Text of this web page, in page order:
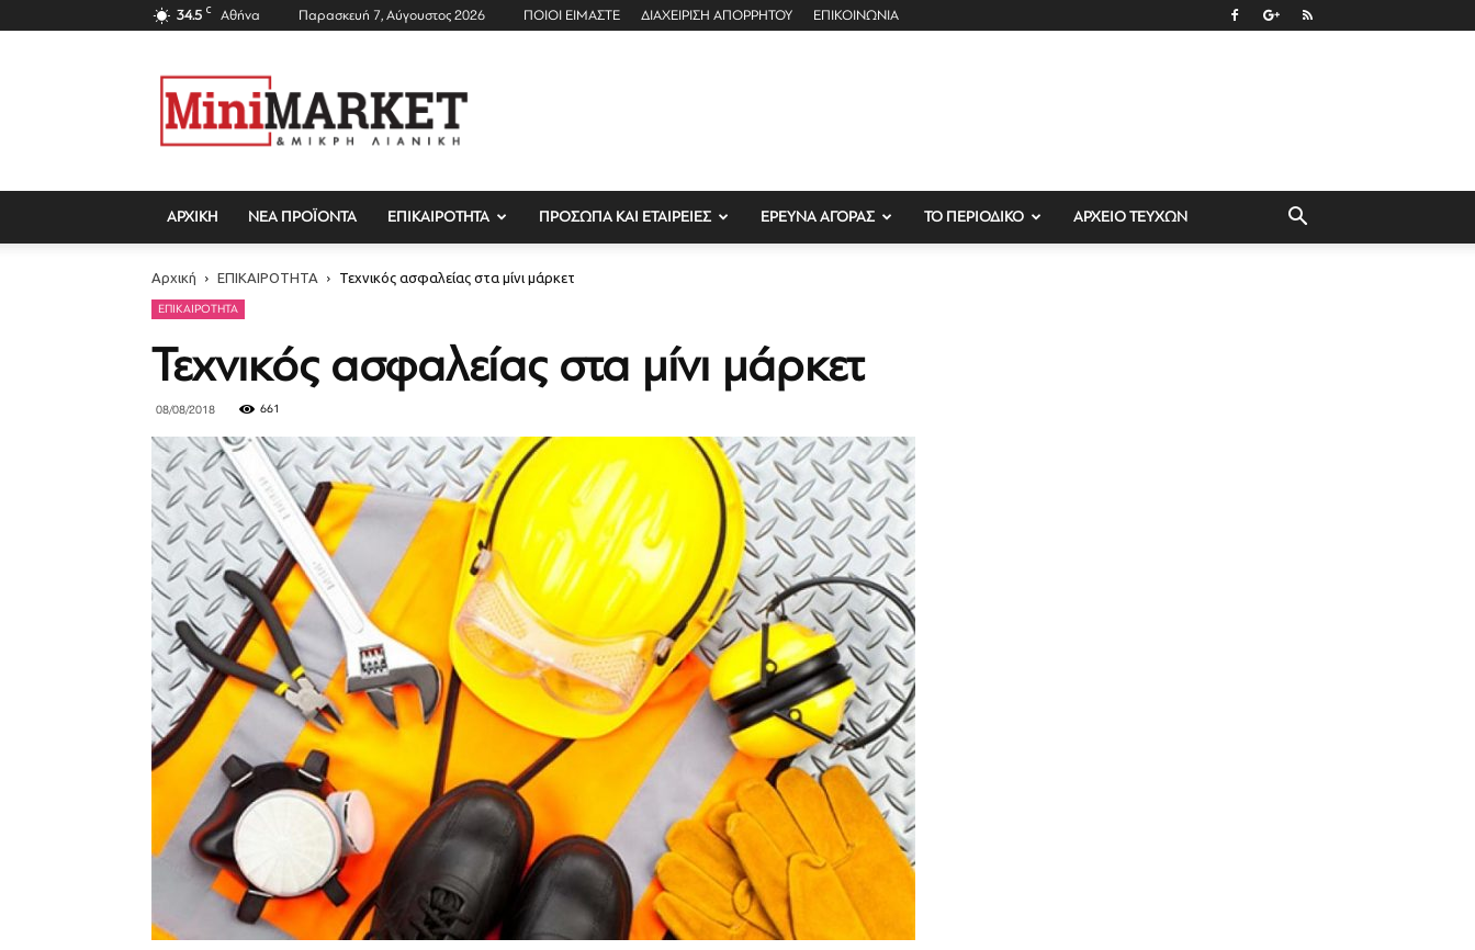
34.5 C Αθήνα Παρασκευή 7, Αύγουστος 2026 ΠΟΙΟΙ ΕΙΜΑΣΤΕ ΔΙΑΧΕΙΡΙΣΗ ΑΠΟΡΡΗΤΟΥ ΕΠΙΚΟΙΝΩΝΙΑ
Mini
Market
Magazine
ΑΡΧΙΚΗ ΝΕΑ ΠΡΟΪΟΝΤΑ ΕΠΙΚΑΙΡΟΤΗΤΑ ΠΡΟΣΩΠΑ ΚΑΙ ΕΤΑΙΡΕΙΕΣ ΕΡΕΥΝΑ ΑΓΟΡΑΣ ΤΟ ΠΕΡΙΟΔΙΚΟ ΑΡΧΕΙΟ ΤΕΥΧΩΝ
Αρχική ΕΠΙΚΑΙΡΟΤΗΤΑ Τεχνικός ασφαλείας στα μίνι μάρκετ
ΕΠΙΚΑΙΡΟΤΗΤΑ
Τεχνικός ασφαλείας στα μίνι μάρκετ
08/08/2018 661